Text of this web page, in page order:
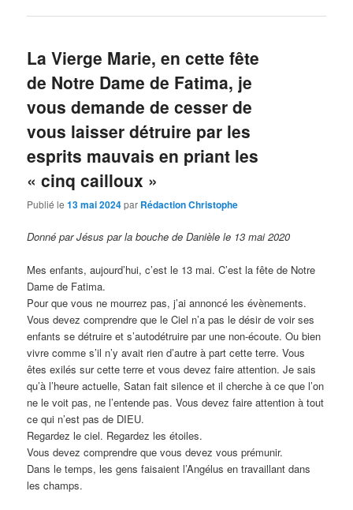
La Vierge Marie, en cette fête
de Notre Dame de Fatima, je
vous demande de cesser de
vous laisser détruire par les
esprits mauvais en priant les
« cinq cailloux »
Publié le13 mai 2024par Rédaction Christophe
Donné par Jésus par la bouche de Danièle le 13 mai 2020
Mes enfants, aujourd’hui, c’est le 13 mai. C’est la fête de Notre
Dame de Fatima.
Pour que vous ne mourrez pas, j’ai annoncé les évènements.
Vous devez comprendre que le Ciel n’a pas le désir de voir ses
enfants se détruire et s’autodétruire par une non-écoute. Ou bien
vivre comme s’il n’y avait rien d’autre à part cette terre. Vous
êtes exilés sur cette terre et vous devez faire attention. Je sais
qu’à l’heure actuelle, Satan fait silence et il cherche à ce que l’on
ne le voit pas, ne l’entende pas. Vous devez faire attention à tout
ce qui n’est pas de DIEU.
Regardez le ciel. Regardez les étoiles.
Vous devez comprendre que vous devez vous prémunir.
Dans le temps, les gens faisaient l’Angélus en travaillant dans
les champs.